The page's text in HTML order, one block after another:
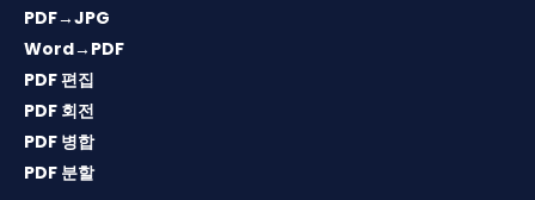
PDF→JPG
Word→PDF
PDF 편집
PDF 회전
PDF 병합
PDF 분할